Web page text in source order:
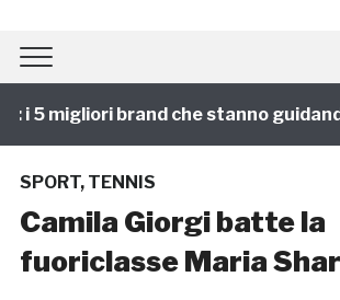
5 migliori brand che stanno guidando
SPORT, TENNIS
Camila Giorgi batte la
fuoriclasse Maria